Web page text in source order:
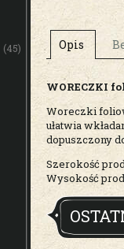
(45) Opis
WORECZKI
Woreczki
ułatwia
dopuszczony
Szerokość
Wysokość